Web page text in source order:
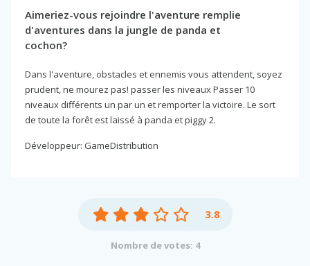
Aimeriez-vous rejoindre l'aventure remplie
d'aventures dans la jungle de panda et
cochon?
Dans l'aventure, obstacles et ennemis vous attendent, soyez
prudent, ne mourez pas! passer les niveaux Passer 10
niveaux différents un par un et remporter la victoire. Le sort
de toute la forêt est laissé à panda et piggy 2.
Développeur: GameDistribution
3.8
Nombre de votes: 4